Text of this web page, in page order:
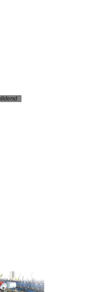
Nachricht